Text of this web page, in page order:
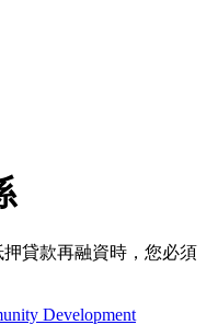
貸款再融資時，您必須
Development